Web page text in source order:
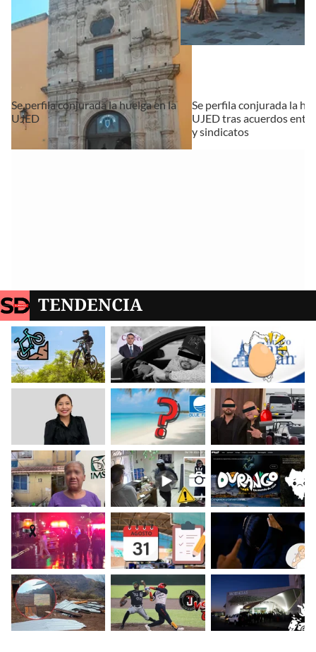
Se perfila conjurada la huelga en la
UJED
Se perfila conjurada la
UJED tras acuerdos
y sindicatos
TENDENCIA